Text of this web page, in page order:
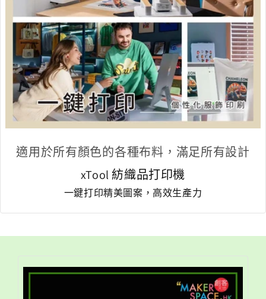
適用於所有顏色的各種布料，滿足所有設計
xTool 紡織品打印機
一鍵打印精美圖案，高效生產力